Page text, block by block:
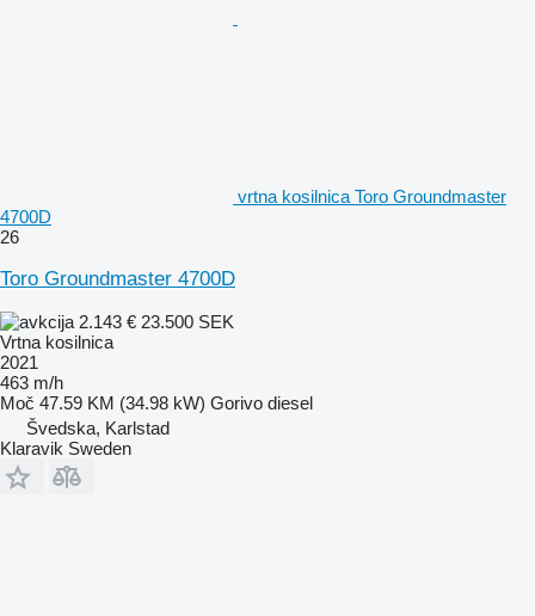
vrtna kosilnica Toro Groundmaster
4700D
26
Toro Groundmaster 4700D
2.143 € 23.500 SEK
Vrtna kosilnica
2021
463 m/h
Moč 47.59 KM (34.98 kW) Gorivo diesel
Švedska, Karlstad
Klaravik Sweden